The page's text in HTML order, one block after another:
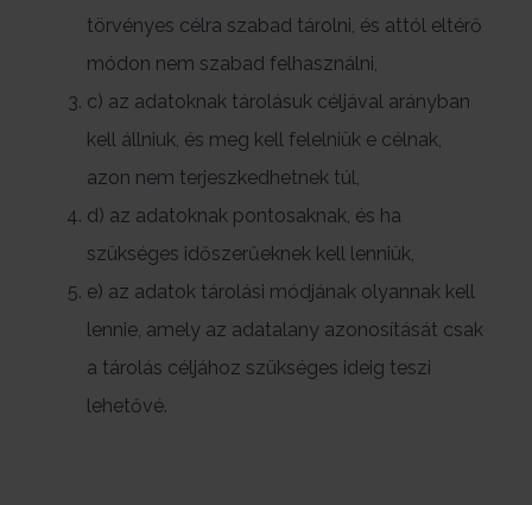
törvényes célra szabad tárolni, és attól eltérő
módon nem szabad felhasználni,
c) az adatoknak tárolásuk céljával arányban
kell állniuk, és meg kell felelniük e célnak,
azon nem terjeszkedhetnek túl,
d) az adatoknak pontosaknak, és ha
szükséges időszerűeknek kell lenniük,
e) az adatok tárolási módjának olyannak kell
lennie, amely az adatalany azonosítását csak
a tárolás céljához szükséges ideig teszi
lehetővé.